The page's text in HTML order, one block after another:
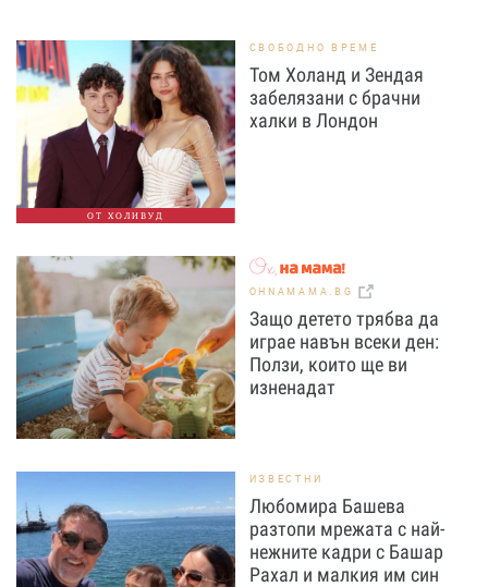
ОТ ХОЛИВУД
СВОБОДНО ВРЕМЕ
Том Холанд и Зендая
забелязани с брачни
халки в Лондон
OHNAMAMA.BG
Защо детето трябва да
играе навън всеки ден:
Ползи, които ще ви
изненадат
ИЗВЕСТНИ
Любомира Башева
разтопи мрежата с най-
нежните кадри с Башар
Рахал и малкия им син